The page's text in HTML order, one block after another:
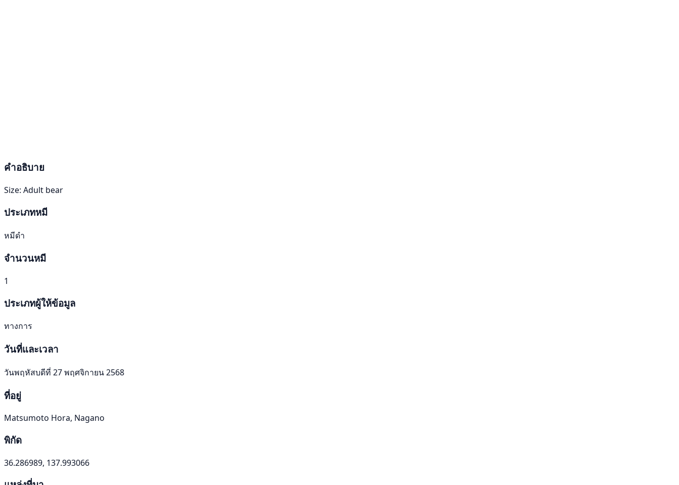
คำอธิบาย
Size: Adult bear
ประเภทหมี
หมีดำ
จำนวนหมี
1
ประเภทผู้ให้ข้อมูล
ทางการ
วันที่และเวลา
วันพฤหัสบดีที่ 27 พฤศจิกายน 2568
ที่อยู่
Matsumoto Hora, Nagano
พิกัด
36.286989, 137.993066